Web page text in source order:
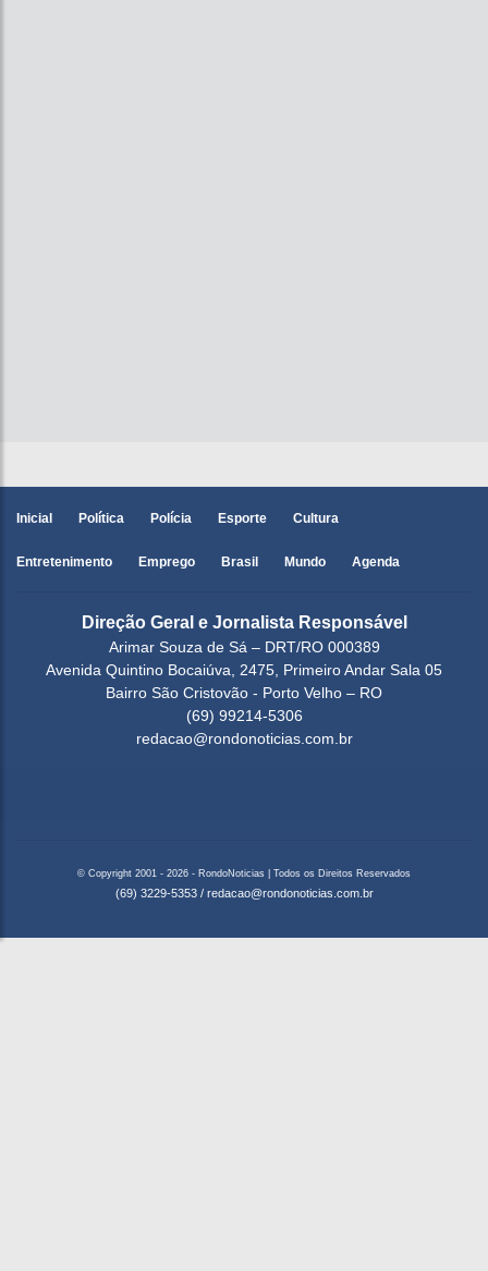
Inicial Política Polícia Esporte Cultura
Entretenimento Emprego Brasil Mundo Agenda
Direção Geral e Jornalista Responsável
Arimar Souza de Sá – DRT/RO 000389
Avenida Quintino Bocaiúva, 2475, Primeiro Andar Sala 05
Bairro São Cristovão - Porto Velho – RO
(69) 99214-5306
redacao@rondonoticias.com.br
© Copyright 2001 - 2026 - RondoNoticias | Todos os Direitos Reservados
(69) 3229-5353 / redacao@rondonoticias.com.br